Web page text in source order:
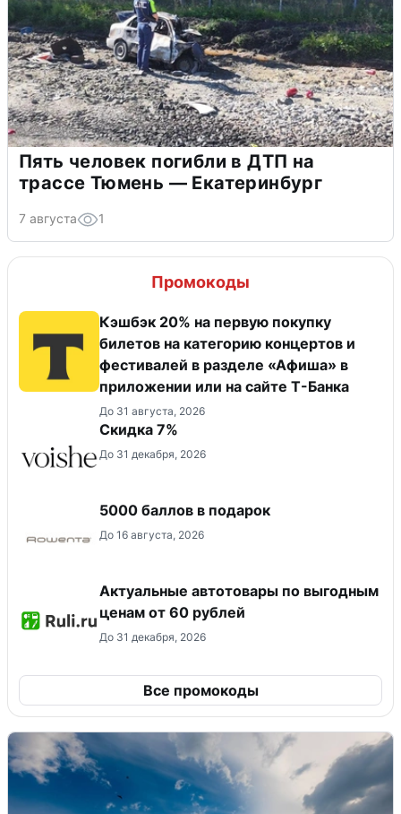
Пять человек погибли в ДТП на
трассе Тюмень — Екатеринбург
7 августа 1
Промокоды
Кэшбэк 20% на первую покупку
билетов на категорию концертов и
фестивалей в разделе «Афиша» в
приложении или на сайте Т-Банка
До 31 августа, 2026
​Скидка 7%
До 31 декабря, 2026
5000 баллов в подарок
До 16 августа, 2026
Актуальные автотовары по выгодным
ценам от 60 рублей
До 31 декабря, 2026
Все промокоды